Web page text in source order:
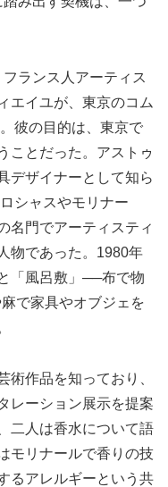
ランス人アーティス
エイユが、東京のコム
彼の目的は、東京で
ことだった。アストゥ
デザイナーとして知ら
シャスやモリナー
名門でアーティスティ
物であった。1980年
「風呂敷」──布で物
で家具やオブジェを
術作品を知っており、
レーション展示を提案
二人は香水について語
モリナールで香りの技
るアレルギーという共